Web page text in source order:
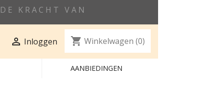
KRACHT VAN
 Inloggen shopping_cart Winkelwagen (0)
AANBIEDINGEN